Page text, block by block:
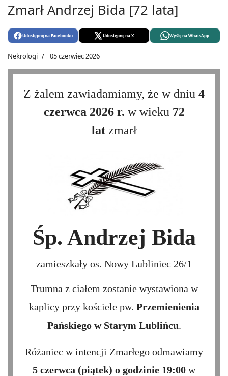
Zmarł Andrzej Bida [72 lata]
Udostępnij na Facebooku Udostępnij na X Wyślij na WhatsApp
Nekrologi 05 czerwiec 2026
Z żalem zawiadamiamy, że w dniu 4
czerwca 2026 r. w wieku 72
latzmarł
Śp. Andrzej Bida
zamieszkały os. Nowy Lubliniec 26/1
Trumna z ciałem zostanie wystawiona w
kaplicy przy kościele pw. Przemienienia
Pańskiego w Starym Lublińcu.
Różaniec w intencji Zmarłego odmawiamy
5 czerwca (piątek) o godzinie 19:00 w